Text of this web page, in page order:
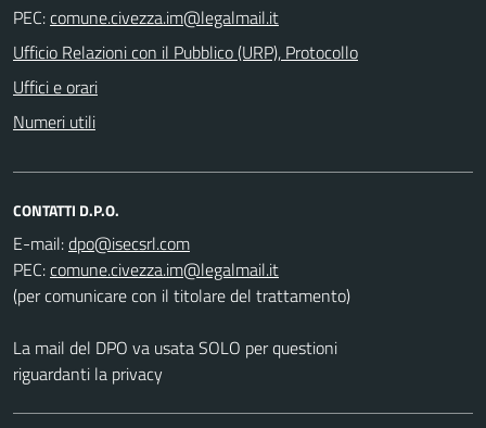
PEC:
Ufficio Relazioni con il Pubblico (URP), Protocollo
Uffici e orari
Numeri utili
CONTATTI D.P.O.
E-mail:
PEC:
(per comunicare con il titolare del trattamento)
La mail del DPO va usata SOLO per questioni
riguardanti la privacy